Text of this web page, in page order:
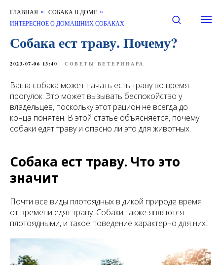
ГЛАВНАЯ » СОБАКА В ДОМЕ »
ИНТЕРЕСНОЕ О ДОМАШНИХ СОБАКАХ
Собака ест траву. Почему?
2023-07-06 13:40 СОВЕТЫ ВЕТЕРИНАРА
Ваша собака может начать есть траву во время
прогулок. Это может вызывать беспокойство у
владельцев, поскольку этот рацион не всегда до
конца понятен. В этой статье объясняется, почему
собаки едят траву и опасно ли это для животных.
Собака ест траву. Что это
значит
Почти все виды плотоядных в дикой природе время
от времени едят траву. Собаки также являются
плотоядными, и такое поведение характерно для них.